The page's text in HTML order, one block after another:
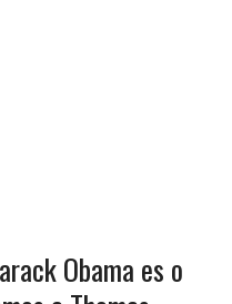
Obama es o